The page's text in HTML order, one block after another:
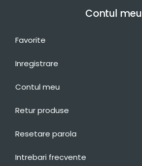
Contul meu
Favorite
Inregistrare
Contul meu
Retur produse
Resetare parola
Intrebari frecvente